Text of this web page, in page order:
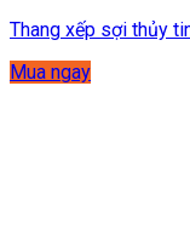
Thang xếp sợi thủy
Mua ngay